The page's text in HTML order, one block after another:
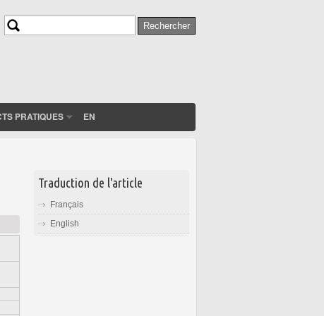
Rechercher
PRATIQUES EN
Traduction de l'article
Français
English